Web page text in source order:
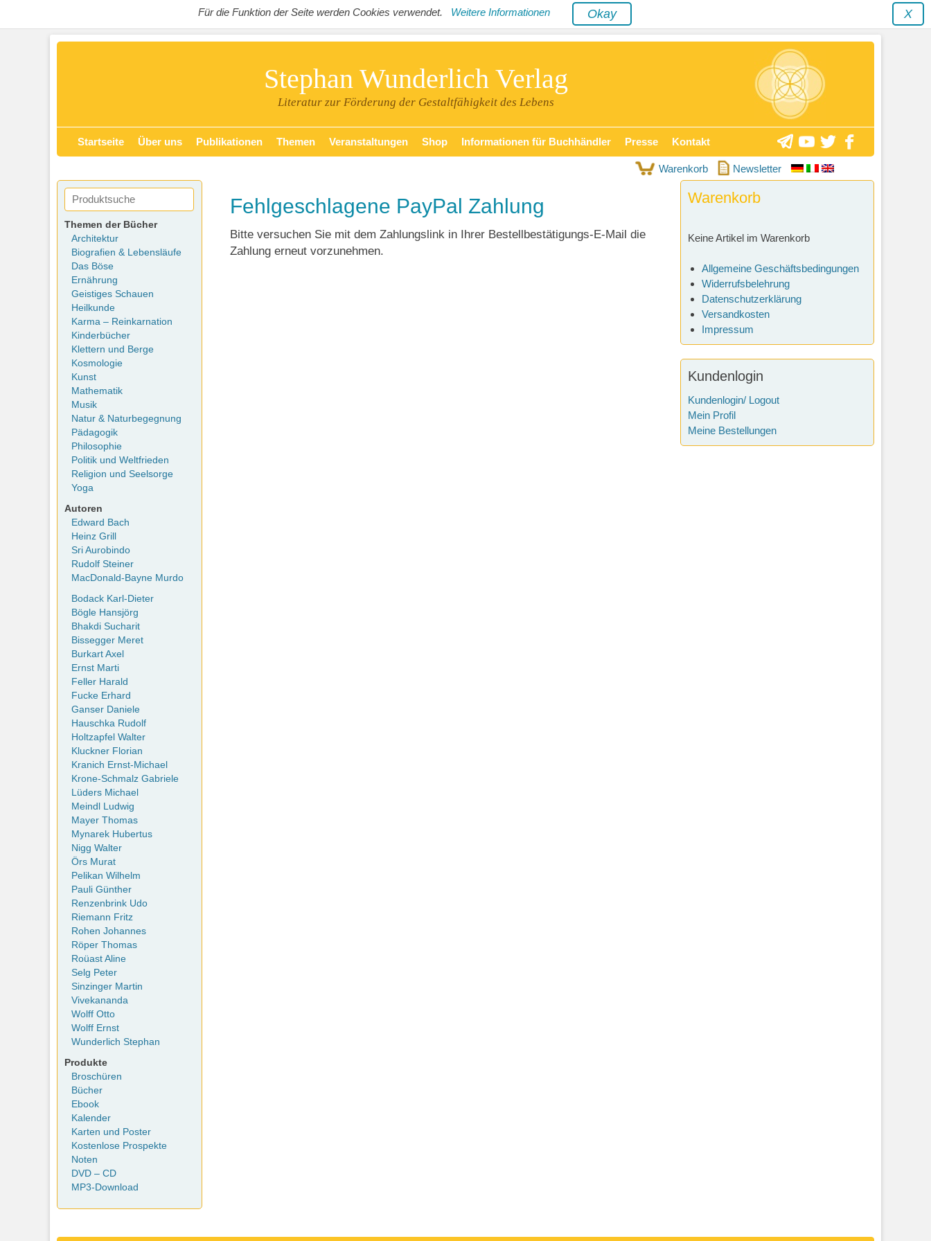
Für die Funktion der Seite werden Cookies verwendet. Weitere Informationen X
Okay
Stephan Wunderlich Verlag
Literatur zur Förderung der Gestaltfähigkeit des Lebens
Primäres Menü
Inhalt
Startseite Über uns Publikationen Themen Veranstaltungen Shop Informationen für Buchhändler Presse Kontakt
Warenkorb Newsletter
Fehlgeschlagene PayPal Zahlung
Bitte versuchen Sie mit dem Zahlungslink in Ihrer Bestellbestätigungs-E-Mail die
Zahlung erneut vorzunehmen.
Warenkorb
Keine Artikel im Warenkorb
Allgemeine Geschäftsbedingungen
Widerrufsbelehrung
Datenschutzerklärung
Versandkosten
Impressum
Kundenlogin
Kundenlogin/ Logout
Mein Profil
Meine Bestellungen
Themen der Bücher
Architektur
Biografien & Lebensläufe
Das Böse
Ernährung
Geistiges Schauen
Heilkunde
Karma – Reinkarnation
Kinderbücher
Klettern und Berge
Kosmologie
Kunst
Mathematik
Musik
Natur & Naturbegegnung
Pädagogik
Philosophie
Politik und Weltfrieden
Religion und Seelsorge
Yoga
Autoren
Edward Bach
Heinz Grill
Sri Aurobindo
Rudolf Steiner
MacDonald-Bayne Murdo
Bodack Karl-Dieter
Bögle Hansjörg
Bhakdi Sucharit
Bissegger Meret
Burkart Axel
Ernst Marti
Feller Harald
Fucke Erhard
Ganser Daniele
Hauschka Rudolf
Holtzapfel Walter
Kluckner Florian
Kranich Ernst-Michael
Krone-Schmalz Gabriele
Lüders Michael
Meindl Ludwig
Mayer Thomas
Mynarek Hubertus
Nigg Walter
Örs Murat
Pelikan Wilhelm
Pauli Günther
Renzenbrink Udo
Riemann Fritz
Rohen Johannes
Röper Thomas
Roüast Aline
Selg Peter
Sinzinger Martin
Vivekananda
Wolff Otto
Wolff Ernst
Wunderlich Stephan
Produkte
Broschüren
Bücher
Ebook
Kalender
Karten und Poster
Kostenlose Prospekte
Noten
DVD – CD
MP3-Download